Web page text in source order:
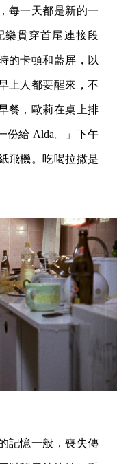
每一天都是新的一
樂貫穿首尾連接段
的卡頓和藍屏，以
上人都要醒來，不
餐，歐莉在桌上排
份給 Alda。」下午
飛機。吃喝拉撒是
記憶一般，喪失傳